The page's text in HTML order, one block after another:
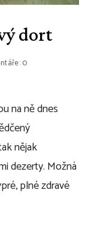
dort
0
na ně dnes
nějak
dezerty. Možná
plné zdravé